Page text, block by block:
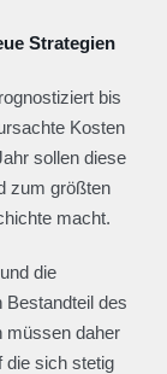
Strategien
bis
Kosten
sollen diese
zum größten
macht.
die
Bestandteil des
müssen daher
die sich stetig